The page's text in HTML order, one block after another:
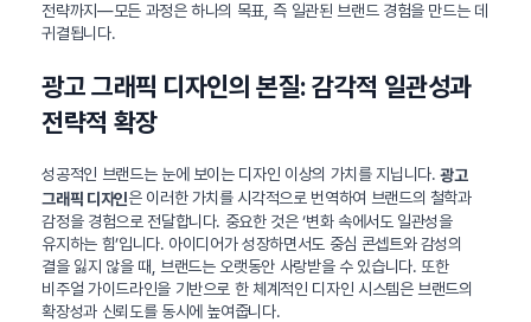
전략까지—모든 과정은 하나의 목표, 즉 일관된 브랜드 경험을 만드는 데
귀결됩니다.
광고 그래픽 디자인의 본질: 감각적 일관성과
전략적 확장
성공적인 브랜드는 눈에 보이는 디자인 이상의 가치를 지닙니다.광고
그래픽 디자인은 이러한 가치를 시각적으로 번역하여 브랜드의 철학과
감정을 경험으로 전달합니다. 중요한 것은 ‘변화 속에서도 일관성을
유지하는 힘’입니다. 아이디어가 성장하면서도 중심 콘셉트와 감성의
결을 잃지 않을 때, 브랜드는 오랫동안 사랑받을 수 있습니다. 또한
비주얼 가이드라인을 기반으로 한 체계적인 디자인 시스템은 브랜드의
확장성과 신뢰도를 동시에 높여줍니다.